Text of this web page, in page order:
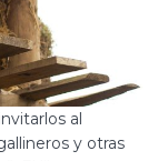
al
y otras